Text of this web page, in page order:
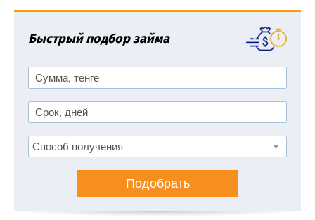
Быстрый подбор займа
Подобрать